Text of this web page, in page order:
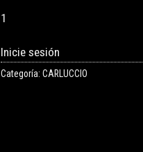
1
Inicie sesión
Categoría: CARLUCCIO